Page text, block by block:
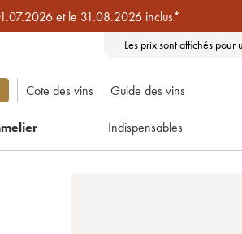
et le 31.08.2026 inclus*
Les prix sont affichés pour
Cote des vins Guide des vins
Indispensables